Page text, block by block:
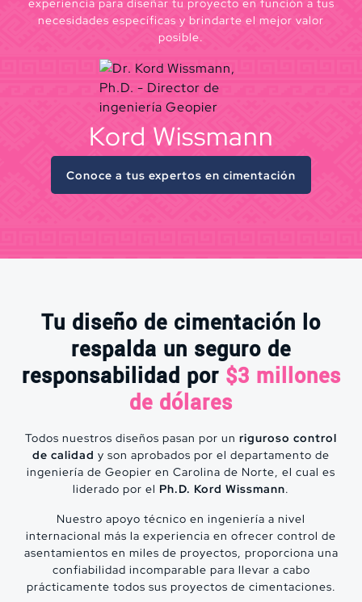
experiencia para diseñar tu proyecto en función a tus
necesidades específicas y brindarte el mejor valor
posible.
Kord Wissmann
Conoce a tus expertos en cimentación
Lo único que hacemos
son Columnas de Grava
A diferencia de nuestros
competidores que hacen
muchas cosas, pocas veces;
nosotros hacemos una sola cosa
y lo hemos hecho miles de
veces. Somos especialistas en el
diseño y construcción de
Columnas de Grava
Tu diseño de cimentación lo
respalda un seguro de
responsabilidad por $3 millones
de dólares
Todos nuestros diseños pasan por un riguroso control
de calidad y son aprobados por el departamento de
ingeniería de Geopier en Carolina de Norte, el cual es
liderado por el Ph.D. Kord Wissmann.
Nuestro apoyo técnico en ingeniería a nivel
internacional más la experiencia en ofrecer control de
asentamientos en miles de proyectos, proporciona una
confiabilidad incomparable para llevar a cabo
prácticamente todos sus proyectos de cimentaciones.